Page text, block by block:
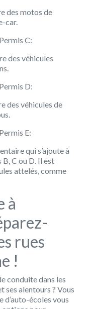
des motos de
car.
C:
des véhicules
D:
des véhicules de
E:
qui s’ajoute à
C ou D. Il est
attelés, comme
à
rues
!
conduite dans les
ses alentours ? Vous
d’auto-écoles vous